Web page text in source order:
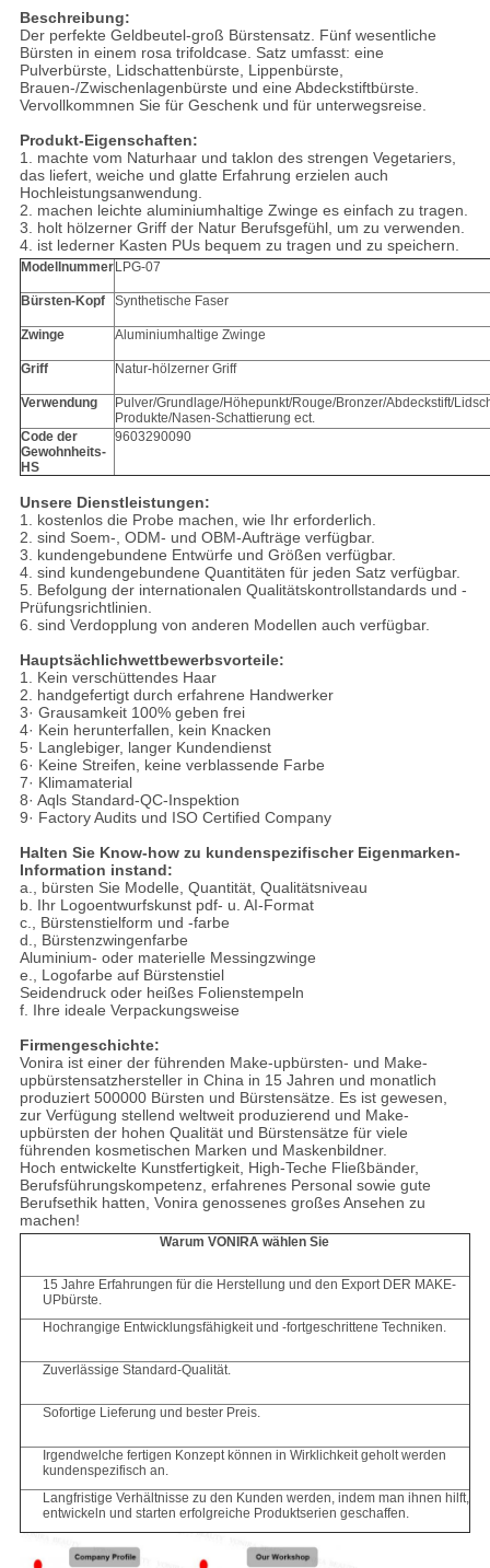
Beschreibung:
Der perfekte Geldbeutel-groß Bürstensatz. Fünf wesentliche
Bürsten in einem rosa trifoldcase. Satz umfasst: eine
Pulverbürste, Lidschattenbürste, Lippenbürste,
Brauen-/Zwischenlagenbürste und eine Abdeckstiftbürste.
Vervollkommnen Sie für Geschenk und für unterwegsreise.
Produkt-Eigenschaften:
1. machte vom Naturhaar und taklon des strengen Vegetariers,
das liefert, weiche und glatte Erfahrung erzielen auch
Hochleistungsanwendung.
2. machen leichte aluminiumhaltige Zwinge es einfach zu tragen.
3. holt hölzerner Griff der Natur Berufsgefühl, um zu verwenden.
4. ist lederner Kasten PUs bequem zu tragen und zu speichern.
Modellnummer LPG-07
Bürsten-Kopf Synthetische Faser
Zwinge Aluminiumhaltige Zwinge
Griff Natur-hölzerner Griff
Verwendung
Pulver/Grundlage/Höhepunkt/Rouge/Bronzer/Abdeckstift/
Produkte/Nasen-Schattierung ect.
Code der
Gewohnheits-
HS
9603290090
Unsere Dienstleistungen:
1. kostenlos die Probe machen, wie Ihr erforderlich.
2. sind Soem-, ODM- und OBM-Aufträge verfügbar.
3. kundengebundene Entwürfe und Größen verfügbar.
4. sind kundengebundene Quantitäten für jeden Satz verfügbar.
5. Befolgung der internationalen Qualitätskontrollstandards und -
Prüfungsrichtlinien.
6. sind Verdopplung von anderen Modellen auch verfügbar.
Hauptsächlichwettbewerbsvorteile:
1. Kein verschüttendes Haar
2. handgefertigt durch erfahrene Handwerker
3· Grausamkeit 100% geben frei
4· Kein herunterfallen, kein Knacken
5· Langlebiger, langer Kundendienst
6· Keine Streifen, keine verblassende Farbe
7· Klimamaterial
8· Aqls Standard-QC-Inspektion
9· Factory Audits und ISO Certified Company
Halten Sie Know-how zu kundenspezifischer Eigenmarken-
Information instand:
a., bürsten Sie Modelle, Quantität, Qualitätsniveau
b. Ihr Logoentwurfskunst pdf- u. AI-Format
c., Bürstenstielform und -farbe
d., Bürstenzwingenfarbe
Aluminium- oder materielle Messingzwinge
e., Logofarbe auf Bürstenstiel
Seidendruck oder heißes Folienstempeln
f. Ihre ideale Verpackungsweise
Firmengeschichte:
Vonira ist einer der führenden Make-upbürsten- und Make-
upbürstensatzhersteller in China in 15 Jahren und monatlich
produziert 500000 Bürsten und Bürstensätze. Es ist gewesen,
zur Verfügung stellend weltweit produzierend und Make-
upbürsten der hohen Qualität und Bürstensätze für viele
führenden kosmetischen Marken und Maskenbildner.
Hoch entwickelte Kunstfertigkeit, High-Teche Fließbänder,
Berufsführungskompetenz, erfahrenes Personal sowie gute
Berufsethik hatten, Vonira genossenes großes Ansehen zu
machen!
Warum VONIRA wählen Sie
15 Jahre Erfahrungen für die Herstellung und den Export DER MAKE-
UPbürste.
Hochrangige Entwicklungsfähigkeit und -fortgeschrittene Techniken.
Zuverlässige Standard-Qualität.
Sofortige Lieferung und bester Preis.
Irgendwelche fertigen Konzept können in Wirklichkeit geholt werden
kundenspezifisch an.
Langfristige Verhältnisse zu den Kunden werden, indem man ihnen hilft,
entwickeln und starten erfolgreiche Produktserien geschaffen.